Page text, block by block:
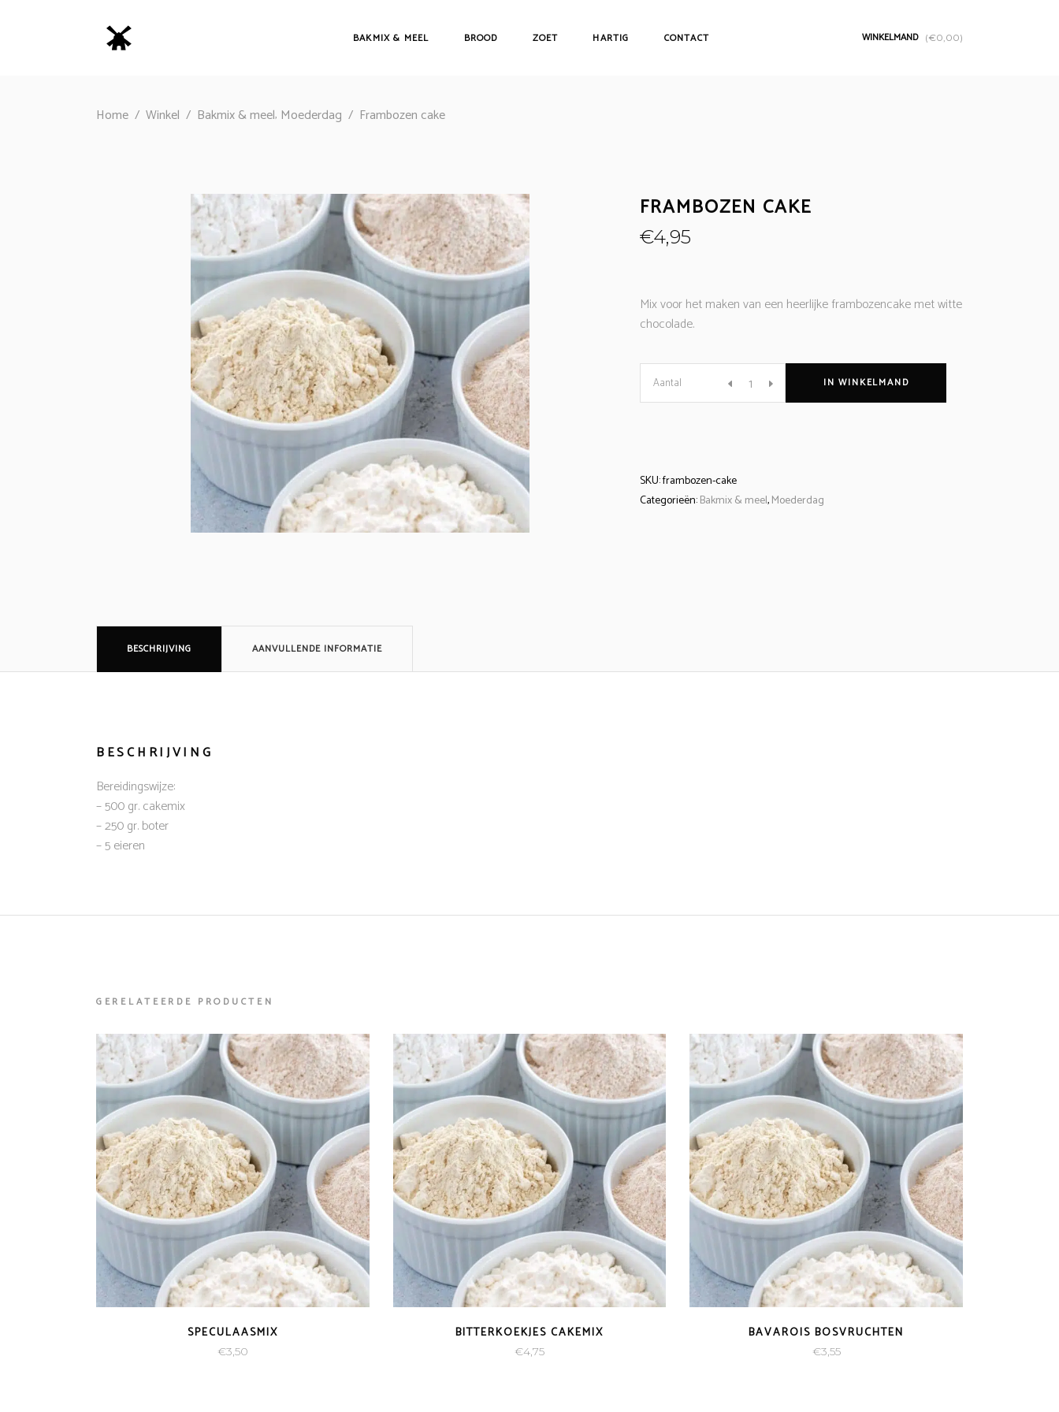
BAKMIX & MEEL BROOD ZOET HARTIG CONTACT WINKELMAND (€0,00)
Home / Winkel / Bakmix & meel, Moederdag / Frambozen cake
FRAMBOZEN CAKE
€4,95
Mix voor het maken van een heerlijke frambozencake met witte
chocolade.
Frambozen
Aantal IN WINKELMAND
SKU:frambozen-cake
Categorieën:Bakmix & meel,Moederdag
BESCHRIJVING AANVULLENDE INFORMATIE
BESCHRIJVING
Bereidingswijze:
– 500 gr. cakemix
– 250 gr. boter
– 5 eieren
GERELATEERDE PRODUCTEN
SPECULAASMIX
€3,50
BITTERKOEKJES CAKEMIX
€4,75
BAVAROIS BOSVRUCHTEN
€3,55